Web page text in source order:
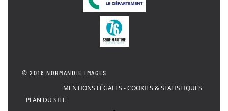
© 2018 NORMANDIE IMAGES
MENTIONS LÉGALES - COOKIES & STATISTIQUES
PLAN DU SITE